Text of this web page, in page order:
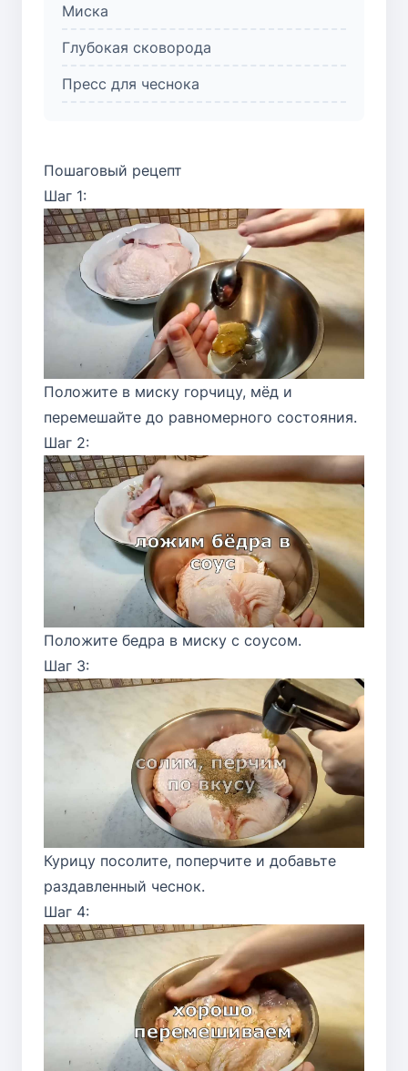
Миска
Глубокая сковорода
Пресс для чеснока
Пошаговый рецепт
Шаг 1:
Положите в миску горчицу, мёд и
перемешайте до равномерного состояния.
Шаг 2:
Положите бедра в миску с соусом.
Шаг 3:
Курицу посолите, поперчите и добавьте
раздавленный чеснок.
Шаг 4: